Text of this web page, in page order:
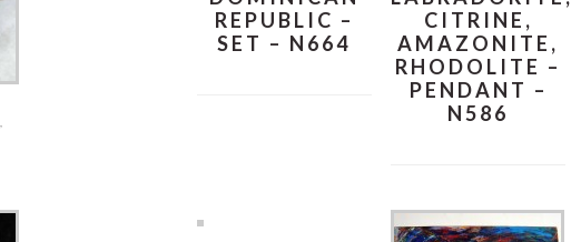
REPUBLIC –
SET – N664
CITRINE,
AMAZONITE,
RHODOLITE –
PENDANT –
N586